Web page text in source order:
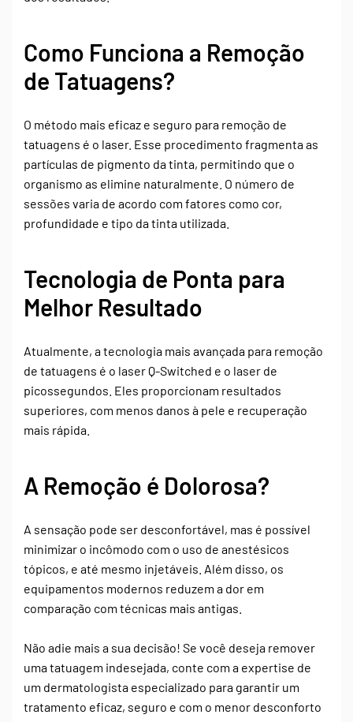
Como Funciona a Remoção
de Tatuagens?
O método mais eficaz e seguro para remoção de
tatuagens é o laser. Esse procedimento fragmenta as
partículas de pigmento da tinta, permitindo que o
organismo as elimine naturalmente. O número de
sessões varia de acordo com fatores como cor,
profundidade e tipo da tinta utilizada.
Tecnologia de Ponta para
Melhor Resultado
Atualmente, a tecnologia mais avançada para remoção
de tatuagens é o laser Q-Switched e o laser de
picossegundos. Eles proporcionam resultados
superiores, com menos danos à pele e recuperação
mais rápida.
A Remoção é Dolorosa?
A sensação pode ser desconfortável, mas é possível
minimizar o incômodo com o uso de anestésicos
tópicos, e até mesmo injetáveis. Além disso, os
equipamentos modernos reduzem a dor em
comparação com técnicas mais antigas.
Não adie mais a sua decisão! Se você deseja remover
uma tatuagem indesejada, conte com a expertise de
um dermatologista especializado para garantir um
tratamento eficaz, seguro e com o menor desconforto